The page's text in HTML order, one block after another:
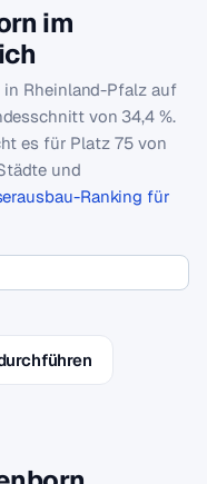
im
Rheinland-Pfalz auf
von 34,4 %.
es für Platz 75 von
und
Ranking für